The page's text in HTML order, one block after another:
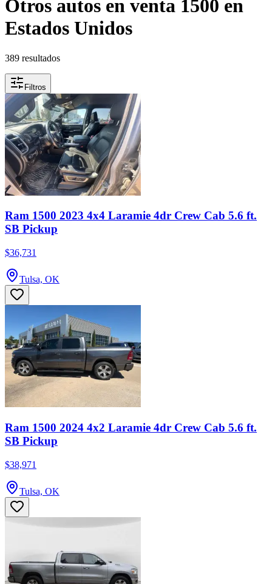
Otros autos en venta 1500 en
Estados Unidos
389 resultados
Filtros
Ram 1500 2023 4x4 Laramie 4dr Crew Cab 5.6 ft.
SB Pickup
$36,731
Tulsa, OK
Ram 1500 2024 4x2 Laramie 4dr Crew Cab 5.6 ft.
SB Pickup
$38,971
Tulsa, OK